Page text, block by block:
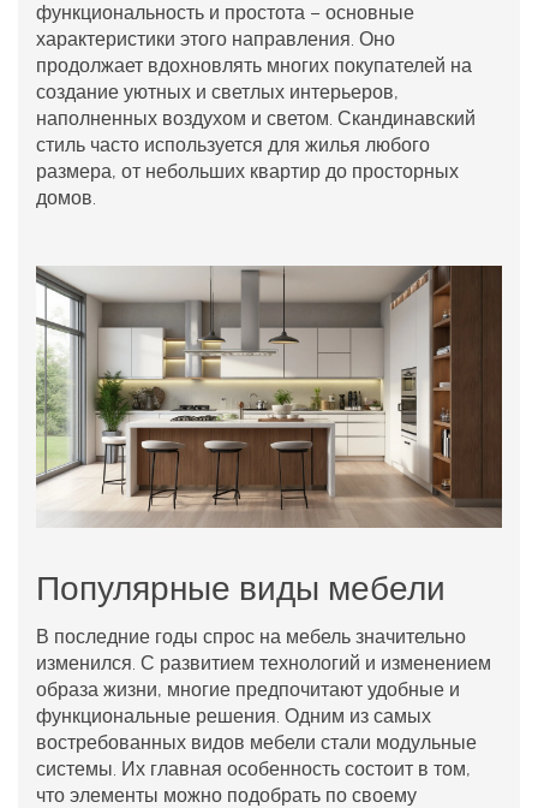
функциональность и простота – основные
характеристики этого направления. Оно
продолжает вдохновлять многих покупателей на
создание уютных и светлых интерьеров,
наполненных воздухом и светом. Скандинавский
стиль часто используется для жилья любого
размера, от небольших квартир до просторных
домов.
Популярные виды мебели
В последние годы спрос на мебель значительно
изменился. С развитием технологий и изменением
образа жизни, многие предпочитают удобные и
функциональные решения. Одним из самых
востребованных видов мебели стали модульные
системы. Их главная особенность состоит в том,
что элементы можно подобрать по своему